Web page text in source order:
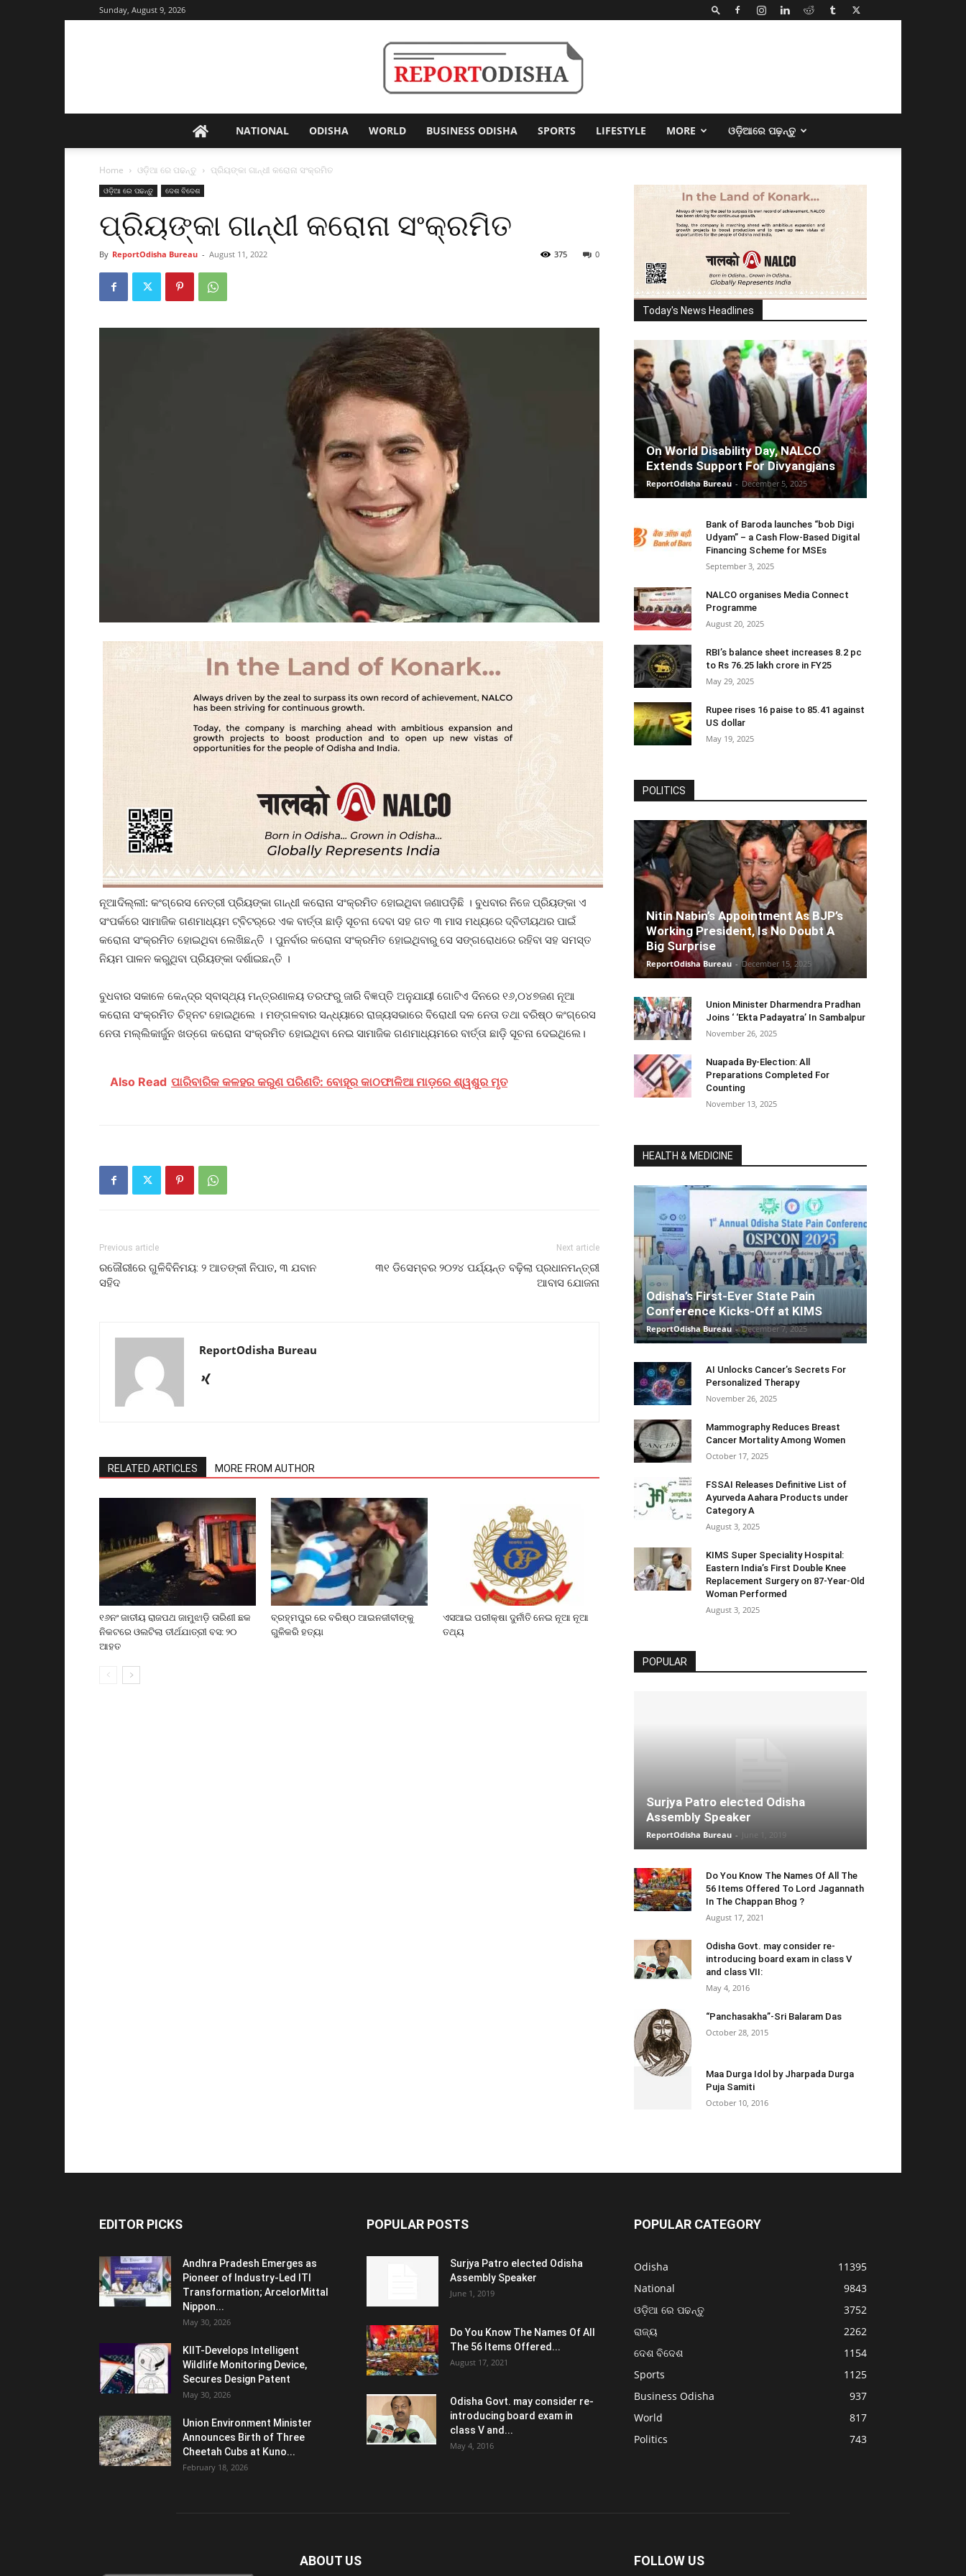
Sunday, August 9, 2026
Odisha
NATIONAL ODISHA WORLD BUSINESS ODISHA SPORTS LIFESTYLE MORE ଓଡ଼ିଆରେ ପଢ଼ନ୍ତୁ
Home ଓଡ଼ିଆ ରେ ପଢନ୍ତୁ ପ୍ରିୟଙ୍କା ଗାନ୍ଧୀ କରୋନା ସଂକ୍ରମିତ
ଓଡ଼ିଆ ରେ ପଢନ୍ତୁ ଦେଶ ବିଦେଶ
ପ୍ରିୟଙ୍କା ଗାନ୍ଧୀ କରୋନା ସଂକ୍ରମିତ
By ReportOdisha Bureau - August 11, 2022 0
375
ନୂଆଦିଲ୍ଲୀ: କଂଗ୍ରେସ ନେତ୍ରୀ ପ୍ରିୟଙ୍କା ଗାନ୍ଧୀ କରୋନା ସଂକ୍ରମିତ ହୋଇଥିବା ଜଣାପଡ଼ିଛି । ବୁଧବାର ନିଜେ ପ୍ରିୟଙ୍କା ଏ
ସଂପର୍କରେ ସାମାଜିକ ଗଣମାଧ୍ୟମ ଟ୍ବିଟର୍‌ରେ ଏକ ବାର୍ତ୍ତା ଛାଡ଼ି ସୂଚନା ଦେବା ସହ ଗତ ୩ ମାସ ମଧ୍ୟରେ ଦ୍ବିତୀୟଥର ପାଇଁ
କରୋନା ସଂକ୍ରମିତ ହୋଇଥିବା ଲେଖିଛନ୍ତି । ପୁନର୍ବାର କରୋନା ସଂକ୍ରମିତ ହୋଇଥିବାରୁ ସେ ସଙ୍ଗରୋଧରେ ରହିବା ସହ ସମସ୍ତ
ନିୟମ ପାଳନ କରୁଥିବା ପ୍ରିୟଙ୍କା ଦର୍ଶାଇଛନ୍ତି ।
ବୁଧବାର ସକାଳେ କେନ୍ଦ୍ର ସ୍ବାସ୍ଥ୍ୟ ମନ୍ତ୍ରଣାଳୟ ତରଫରୁ ଜାରି ବିଜ୍ଞପ୍ତି ଅନୁଯାୟୀ ଗୋଟିଏ ଦିନରେ ୧୬,୦୪୭ଜଣ ନୂଆ
କରୋନା ସଂକ୍ରମିତ ଚିହ୍ନଟ ହୋଇଥିଲେ । ମଙ୍ଗଳବାର ସନ୍ଧ୍ୟାରେ ରାଜ୍ୟସଭାରେ ବିରୋଧୀ ଦଳ ନେତା ତଥା ବରିଷ୍ଠ କଂଗ୍ରେସ
ନେତା ମଲ୍ଲିକାର୍ଜୁନ ଖଡ୍‌ଗେ କରୋନା ସଂକ୍ରମିତ ହୋଇଥିବା ନେଇ ସାମାଜିକ ଗଣମାଧ୍ୟମରେ ବାର୍ତ୍ତା ଛାଡ଼ି ସୂଚନା ଦେଇଥିଲେ।
Also Read ପାରିବାରିକ କଳହର କରୁଣ ପରିଣତି: ବୋହୂର କାଠଫାଳିଆ ମାଡ଼ରେ ଶ୍ୱଶୁର ମୃତ
Previous article
ରଜୌରୀରେ ଗୁଳିବିନିମୟ: ୨ ଆତଙ୍କୀ ନିପାତ, ୩ ଯବାନ
ସହିଦ
Next article
୩୧ ଡିସେମ୍ବର ୨୦୨୪ ପର୍ଯ୍ୟନ୍ତ ବଢ଼ିଲା ପ୍ରଧାନମନ୍ତ୍ରୀ
ଆବାସ ଯୋଜନା
ReportOdisha Bureau
RELATED ARTICLES MORE FROM AUTHOR
୧୬ନଂ ଜାତୀୟ ରାଜପଥ ଜାମୁଝାଡ଼ି ତାରିଣୀ ଛକ
ନିକଟରେ ଓଲଟିଲା ତୀର୍ଥଯାତ୍ରୀ ବସ: ୨୦
ଆହତ
ବ୍ରହ୍ମପୁର ରେ ବରିଷ୍ଠ ଆଇନଜୀବୀଙ୍କୁ
ଗୁଳିକରି ହତ୍ୟା
ଏସଆଇ ପରୀକ୍ଷା ଦୁର୍ନୀତି ନେଇ ନୂଆ ନୂଆ
ତଥ୍ୟ
Today's News Headlines
On World Disability Day, NALCO
Extends Support For Divyangjans
ReportOdisha Bureau - December 5, 2025
Bank of Baroda launches “bob Digi
Udyam” – a Cash Flow-Based Digital
Financing Scheme for MSEs
September 3, 2025
NALCO organises Media Connect
Programme
August 20, 2025
RBI’s balance sheet increases 8.2 pc
to Rs 76.25 lakh crore in FY25
May 29, 2025
Rupee rises 16 paise to 85.41 against
US dollar
May 19, 2025
POLITICS
Nitin Nabin’s Appointment As BJP’s
Working President, Is No Doubt A
Big Surprise
ReportOdisha Bureau - December 15, 2025
Union Minister Dharmendra Pradhan
Joins ‘ ‘Ekta Padayatra’ In Sambalpur
November 26, 2025
Nuapada By-Election: All
Preparations Completed For
Counting
November 13, 2025
HEALTH & MEDICINE
Odisha’s First-Ever State Pain
Conference Kicks-Off at KIMS
ReportOdisha Bureau - December 7, 2025
AI Unlocks Cancer’s Secrets For
Personalized Therapy
November 26, 2025
Mammography Reduces Breast
Cancer Mortality Among Women
October 17, 2025
FSSAI Releases Definitive List of
Ayurveda Aahara Products under
Category A
August 3, 2025
KIMS Super Speciality Hospital:
Eastern India’s First Double Knee
Replacement Surgery on 87-Year-Old
Woman Performed
August 3, 2025
POPULAR
Surjya Patro elected Odisha
Assembly Speaker
ReportOdisha Bureau -
Do You Know The Names Of All The
56 Items Offered To Lord Jagannath
In The Chappan Bhog ?
August 17, 2021
Odisha Govt. may consider re-
introducing board exam in class V
and class VII:
May 4, 2016
“Panchasakha”-Sri Balaram Das
October 28, 2015
Maa Durga Idol by Jharpada Durga
Puja Samiti
October 10, 2016
EDITOR PICKS
Andhra Pradesh Emerges as
Pioneer of Industry-Led ITI
Transformation; ArcelorMittal
Nippon...
May 30, 2026
KIIT-Develops Intelligent
Wildlife Monitoring Device,
Secures Design Patent
May 30, 2026
Union Environment Minister
Announces Birth of Three
Cheetah Cubs at Kuno...
February 18, 2026
POPULAR POSTS
Surjya Patro elected Odisha
Assembly Speaker
June 1, 2019
Do You Know The Names Of All
The 56 Items Offered...
August 17, 2021
Odisha Govt. may consider re-
introducing board exam in
class V and...
May 4, 2016
POPULAR CATEGORY
Odisha
11395
National
9843
ଓଡ଼ିଆ ରେ ପଢନ୍ତୁ
3752
ରାଜ୍ୟ
2262
ଦେଶ ବିଦେଶ
1154
Sports
1125
Business Odisha
937
World
817
Politics
743
ABOUT US FOLLOW US